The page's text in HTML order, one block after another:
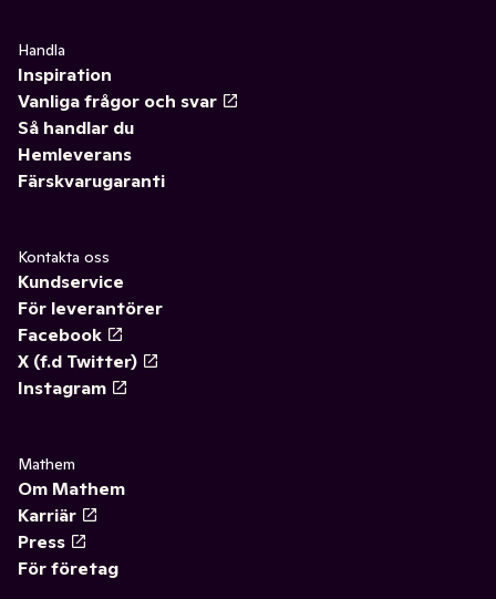
Handla
Inspiration
Vanliga frågor och svar
Så handlar du
Hemleverans
Färskvarugaranti
Kontakta oss
Kundservice
För leverantörer
Facebook
X (f.d Twitter)
Instagram
Mathem
Om Mathem
Karriär
Press
För företag